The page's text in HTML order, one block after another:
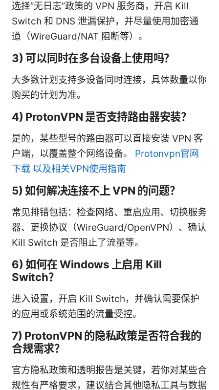
选择“无日志”政策的 VPN 服务商，开启 Kill
Switch 和 DNS 泄漏保护，并尽量使用加密通
道（WireGuard/NAT 阻断等）。
3) 可以同时在多台设备上使用吗？
大多数计划支持多设备同时连接，具体数量以你
购买的计划为准。
4) ProtonVPN 是否支持路由器安装？
是的，某些型号的路由器可以直接安装 VPN 客
户端，以覆盖整个网络设备。 Protonvpn官网
下载 以及相关VPN使用指南
5) 如何解决连接不上 VPN 的问题？
常见排错包括：检查网络、重启应用、切换服务
器、更换协议（WireGuard/OpenVPN）、确认
Kill Switch 是否阻止了流量等。
6) 如何在 Windows 上启用 Kill
Switch？
进入设置，开启 Kill Switch，并确认需要保护
的应用或系统范围的流量受控。
7) ProtonVPN 的隐私政策是否符合我的
合规需求？
官方隐私政策和透明报告是关键，若你对某些合
规性有严格要求，建议结合其他隐私工具与数据